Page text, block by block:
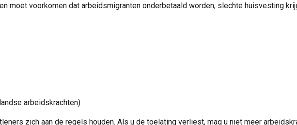
moet voorkomen dat arbeidsmigranten onderbetaald worden, slechte huisvesting
arbeidskrachten)
zich aan de regels houden. Als u de toelating verliest, mag u niet meer